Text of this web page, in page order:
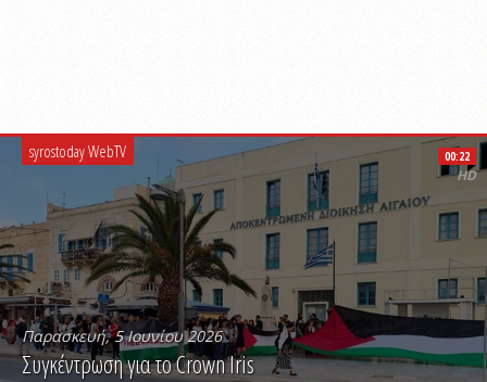
syrostoday WebTV
Παρασκευή, 5 Ιουνίου 2026
Συγκέντρωση για το Crown Iris
00:22
HD